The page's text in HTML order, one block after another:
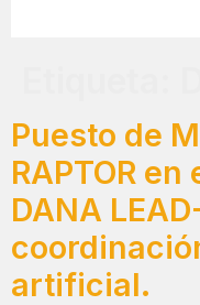
Puesto de
RAPTOR
DANA
artificial.